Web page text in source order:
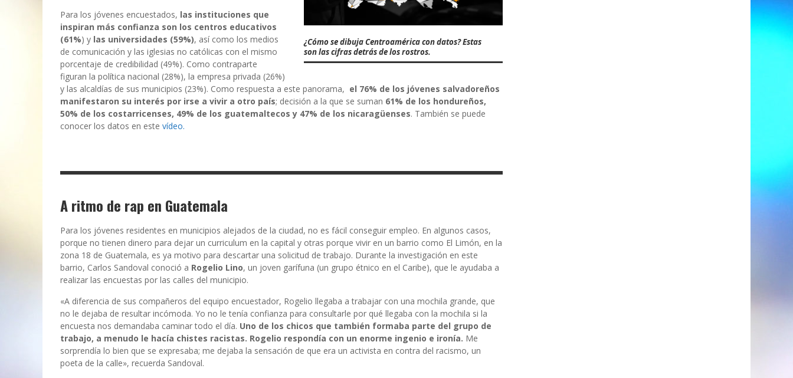
¿Cómo se dibuja Centroamérica con datos? Estas
son las cifras detrás de los rostros.
Para los jóvenes encuestados, las instituciones que
inspiran más confianza son los centros educativos
(61%) y las universidades (59%), así como los medios
de comunicación y las iglesias no católicas con el mismo
porcentaje de credibilidad (49%). Como contraparte
figuran la política nacional (28%), la empresa privada (26%)
y las alcaldías de sus municipios (23%). Como respuesta a este panorama, el 76% de los jóvenes salvadoreños
manifestaron su interés por irse a vivir a otro país; decisión a la que se suman 61% de los hondureños,
50% de los costarricenses, 49% de los guatemaltecos y 47% de los nicaragüenses. También se puede
conocer los datos en este vídeo.
A ritmo de rap en Guatemala
Para los jóvenes residentes en municipios alejados de la ciudad, no es fácil conseguir empleo. En algunos casos,
porque no tienen dinero para dejar un curriculum en la capital y otras porque vivir en un barrio como El Limón, en la
zona 18 de Guatemala, es ya motivo para descartar una solicitud de trabajo. Durante la investigación en este
barrio, Carlos Sandoval conoció a Rogelio Lino, un joven garífuna (un grupo étnico en el Caribe), que le ayudaba a
realizar las encuestas por las calles del municipio.
«A diferencia de sus compañeros del equipo encuestador, Rogelio llegaba a trabajar con una mochila grande, que
no le dejaba de resultar incómoda. Yo no le tenía confianza para consultarle por qué llegaba con la mochila si la
encuesta nos demandaba caminar todo el día. Uno de los chicos que también formaba parte del grupo de
trabajo, a menudo le hacía chistes racistas. Rogelio respondía con un enorme ingenio e ironía. Me
sorprendía lo bien que se expresaba; me dejaba la sensación de que era un activista en contra del racismo, un
poeta de la calle», recuerda Sandoval.